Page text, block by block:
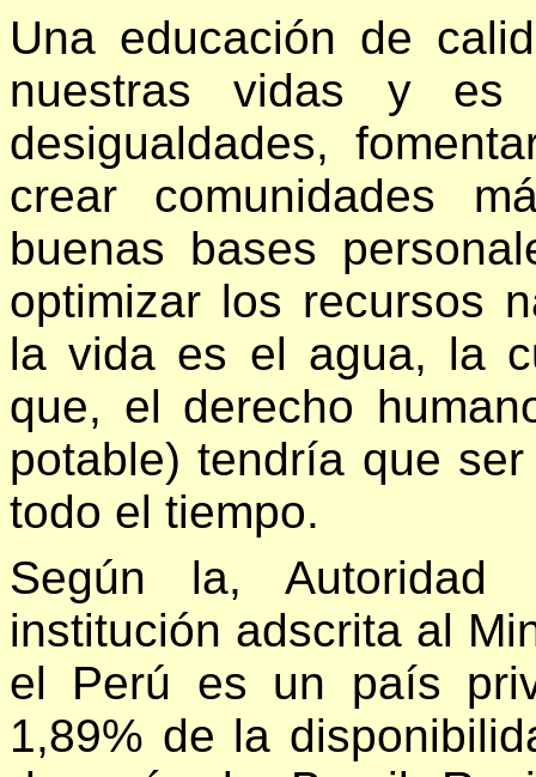
Una educación de
nuestras vidas y
desigualdades,
crear comunidades
buenas bases
optimizar los recursos
la vida es el agua, la
que, el derecho
potable) tendría que
todo el tiempo.
Según la, Autoridad
institución adscrita al
el Perú es un país
1,89% de la